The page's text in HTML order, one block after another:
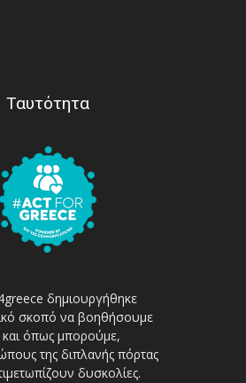
Ταυτότητα
δημιουργήθηκε
σκοπό να βοηθήσουμε
όπως μπορούμε,
της διπλανής πόρτας
δυσκολίες.